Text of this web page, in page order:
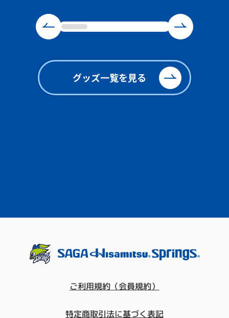
グッズ一覧を見る
ご利用規約（会員規約）
特定商取引法に基づく表記